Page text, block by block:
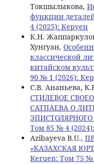
Токшылыкова,
функции
4 (2025): Керуен
К.Н.
Хунгуан,
классической
китайском
90 № 1 (2026):
С.В. Ананьева,
СТИЛЕВОЕ
САТПАЕВА О
Том 85 № 4
Azibayeva B.U.,
«КАЗАХСКАЯ
Keruen: Том 75 №